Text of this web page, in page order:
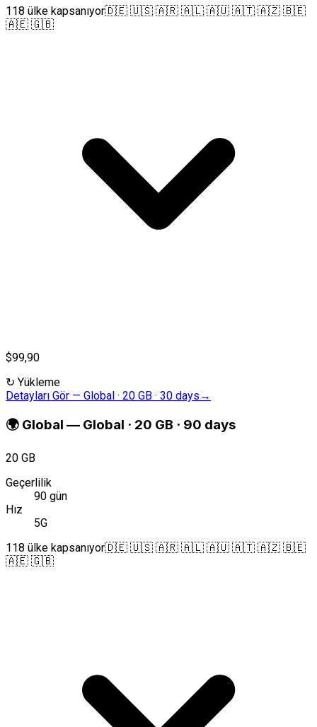
118 ülke kapsanıyor🇩🇪 🇺🇸 🇦🇷 🇦🇱 🇦🇺 🇦🇹 🇦🇿 🇧🇪
🇦🇪 🇬🇧
$99,90
↻ Yükleme
Detayları Gör — Global · 20 GB · 30 days →
🌍 Global — Global · 20 GB · 90 days
20 GB
Geçerlilik
90 gün
Hız
5G
118 ülke kapsanıyor🇩🇪 🇺🇸 🇦🇷 🇦🇱 🇦🇺 🇦🇹 🇦🇿 🇧🇪
🇦🇪 🇬🇧